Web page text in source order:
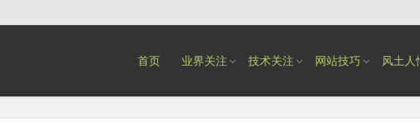
首页 业界关注 技术关注 网站技巧 风土人